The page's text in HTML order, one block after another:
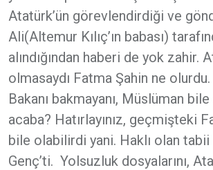
Atatürk’ün görevlendirdiği ve
Ali(Altemur Kılıç’ın babası)
alındığından haberi de yok zahir.
olmasaydı Fatma Şahin ne olurdu.
Bakanı bakmayanı, Müslüman
acaba? Hatırlayınız, geçmişteki
bile olabilirdi yani. Haklı olan
Genç’ti. Yolsuzluk dosyalarını,